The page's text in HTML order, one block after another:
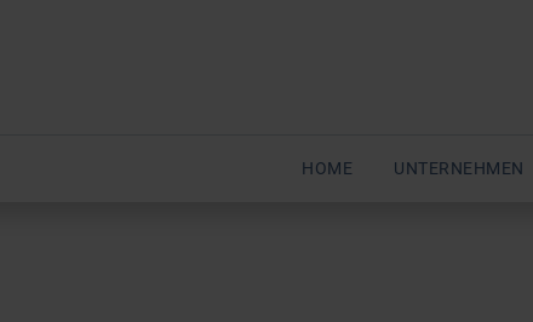
HOME UNTERNEHMEN